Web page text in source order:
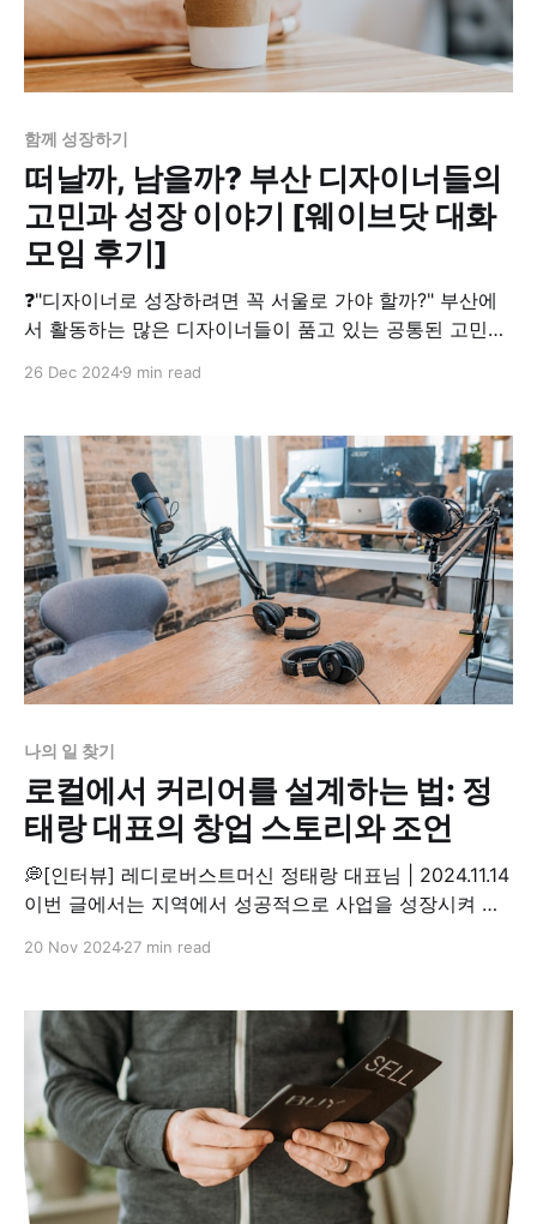
함께 성장하기
떠날까, 남을까? 부산 디자이너들의
고민과 성장 이야기 [웨이브닷 대화
모임 후기]
❓"디자이너로 성장하려면 꼭 서울로 가야 할까?" 부산에
서 활동하는 많은 디자이너들이 품고 있는 공통된 고민인
어를 설계할 수 있을지, 디자인을 통해 지역 사회에 어떤
디자이너로 일하는 건 어떤 의미일까요? 낮은 연봉, 제한
된 기회, 서울과
26 Dec 20249 min read
나의 일 찾기
로컬에서 커리어를 설계하는 법: 정
태랑 대표의 창업 스토리와 조언
💭[인터뷰] 레디로버스트머신 정태랑 대표님 | 2024.11.14
이번 글에서는 지역에서 성공적으로 사업을 성장시켜 나
직장을 계속 다녀야 할까? 아니면 그만두고 새로운 길을
찾아 떠나야 할까? 커리어에 자리 잡지
20 Nov 202427 min read